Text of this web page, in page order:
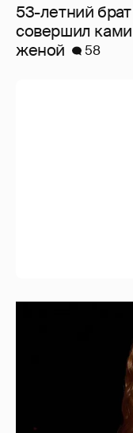
53-летний
совершил
женой
58
Алеся
сниппете